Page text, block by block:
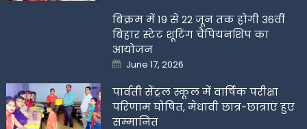
बिक्रम में 19 से 22 जून तक होगी 36वीं
बिहार स्टेट शूटिंग चैंपियनशिप का
आयोजन
Posted
on
June 17, 2026
पार्वती सेंट्रल स्कूल में वार्षिक परीक्षा
परिणाम घोषित, मेधावी छात्र-छात्राएं हुए
सम्मानित